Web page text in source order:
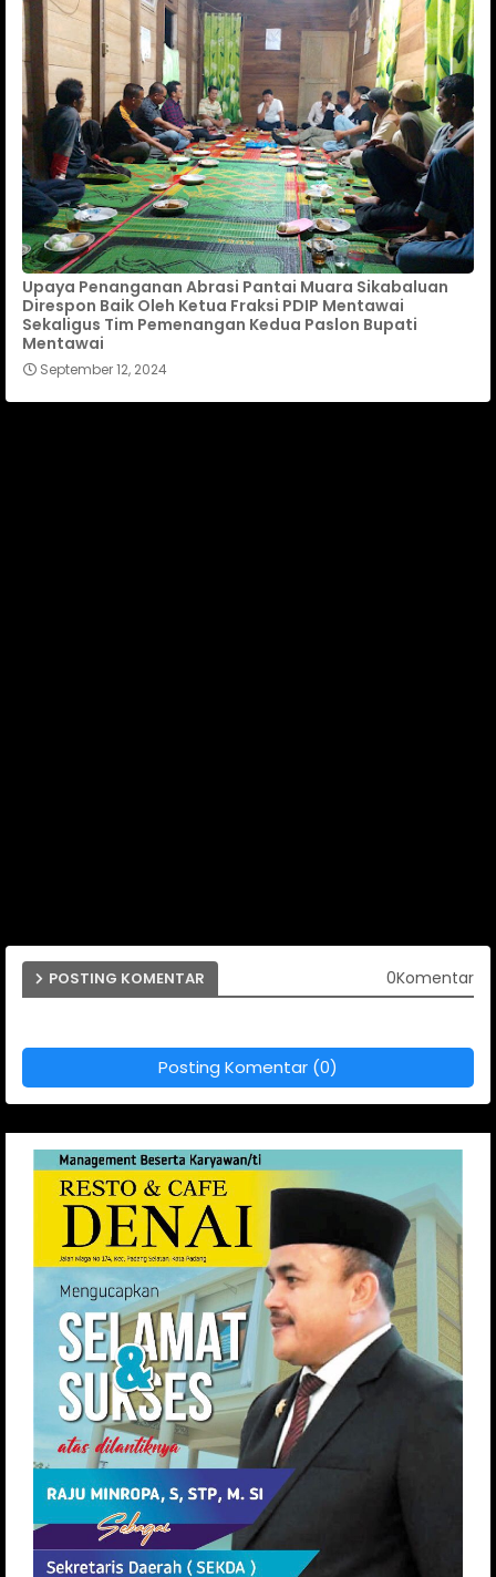
Upaya Penanganan Abrasi Pantai Muara Sikabaluan
Direspon Baik Oleh Ketua Fraksi PDIP Mentawai
Sekaligus Tim Pemenangan Kedua Paslon Bupati
Mentawai
September 12, 2024
POSTING KOMENTAR 0Komentar
Posting Komentar (0)